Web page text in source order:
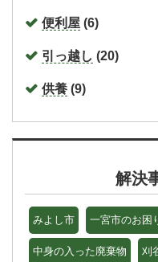
便利屋 (6)
引っ越し (20)
供養 (9)
解決
みよし市 一宮市のお困
中身の入った廃棄物 刈